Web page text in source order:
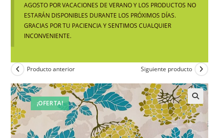
AGOSTO POR VACACIONES DE VERANO Y LOS PRODUCTOS NO
ESTARÁN DISPONIBLES DURANTE LOS PRÓXIMOS DÍAS.
GRACIAS POR TU PACIENCIA Y SENTIMOS CUALQUIER
INCONVENIENTE.
¡OFERTA!
Producto anterior Siguiente producto
🔍